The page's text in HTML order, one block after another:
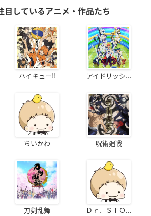
目しているアニメ・作品たち
ハイキュー!! アイドリッシ...
ちいかわ 呪術廻戦
刀剣乱舞 Ｄｒ．ＳＴＯ...